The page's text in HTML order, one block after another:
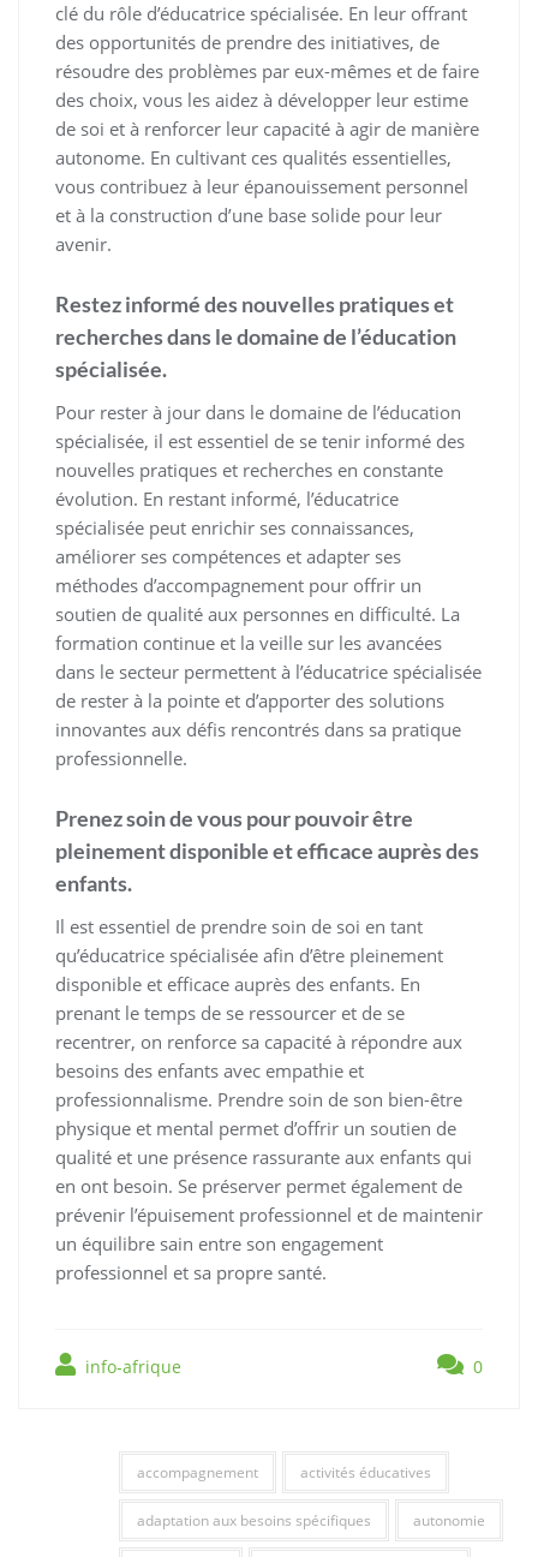
clé du rôle d’éducatrice spécialisée. En leur offrant
des opportunités de prendre des initiatives, de
résoudre des problèmes par eux-mêmes et de faire
des choix, vous les aidez à développer leur estime
de soi et à renforcer leur capacité à agir de manière
autonome. En cultivant ces qualités essentielles,
vous contribuez à leur épanouissement personnel
et à la construction d’une base solide pour leur
avenir.
Restez informé des nouvelles pratiques et
recherches dans le domaine de l’éducation
spécialisée.
Pour rester à jour dans le domaine de l’éducation
spécialisée, il est essentiel de se tenir informé des
nouvelles pratiques et recherches en constante
évolution. En restant informé, l’éducatrice
spécialisée peut enrichir ses connaissances,
améliorer ses compétences et adapter ses
méthodes d’accompagnement pour offrir un
soutien de qualité aux personnes en difficulté. La
formation continue et la veille sur les avancées
dans le secteur permettent à l’éducatrice spécialisée
de rester à la pointe et d’apporter des solutions
innovantes aux défis rencontrés dans sa pratique
professionnelle.
Prenez soin de vous pour pouvoir être
pleinement disponible et efficace auprès des
enfants.
Il est essentiel de prendre soin de soi en tant
qu’éducatrice spécialisée afin d’être pleinement
disponible et efficace auprès des enfants. En
prenant le temps de se ressourcer et de se
recentrer, on renforce sa capacité à répondre aux
besoins des enfants avec empathie et
professionnalisme. Prendre soin de son bien-être
physique et mental permet d’offrir un soutien de
qualité et une présence rassurante aux enfants qui
en ont besoin. Se préserver permet également de
prévenir l’épuisement professionnel et de maintenir
un équilibre sain entre son engagement
professionnel et sa propre santé.
info-afrique 0
accompagnement activités éducatives
adaptation aux besoins spécifiques autonomie